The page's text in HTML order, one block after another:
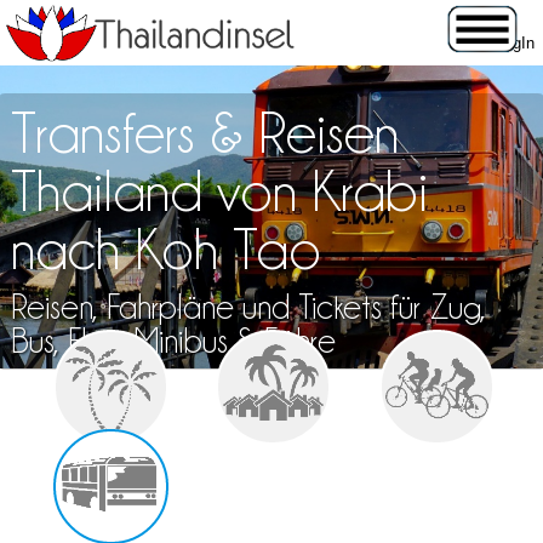
Transfers & Reisen
Thailand von Krabi
nach Koh Tao
Reisen, Fahrpläne und Tickets für Zug,
Bus, Flug, Minibus & Fähre